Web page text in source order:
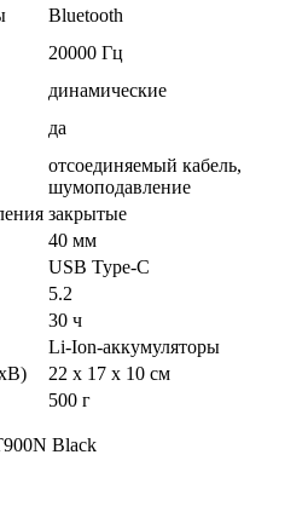
Bluetooth
20000 Гц
динамические
да
отсоединяемый кабель,
шумоподавление
закрытые
40 мм
USB Type-C
5.2
30 ч
Li-Ion-аккумуляторы
22 x 17 x 10 см
500 г
Black